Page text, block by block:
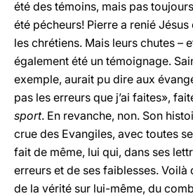
été des témoins, mais pas
été pécheurs! Pierre a renié
les chrétiens. Mais leurs chutes –
également été un témoignage.
exemple, aurait pu dire aux
pas les erreurs que j’ai faites»,
sport. En revanche, non. Son
crue des Evangiles, avec toutes
fait de même, lui qui, dans ses
erreurs et de ses faiblesses. Voilà
de la vérité sur lui-même, du